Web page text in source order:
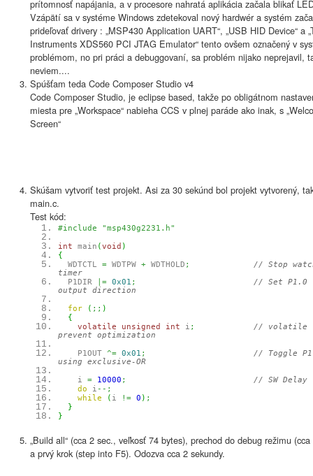
prítomnosť napájania, a v procesore nahratá aplikácia začala blikať
Vzápätí sa v systéme Windows zdetekoval nový hardwér a systém
prideľovať drivery : „MSP430 Application UART“, „USB HID Device“ a
Instruments XDS560 PCI JTAG Emulator“ tento ovšem označený v
problémom, no pri práci a debuggovaní, sa problém nijako neprejavil,
neviem....
Spúšťam teda Code Composer Studio v4
Code Composer Studio, je eclipse based, takže po obligátnom
miesta pre „Workspace“ nabieha CCS v plnej paráde ako inak, s
Screen“
Skúšam vytvoriť test projekt. Asi za 30 sekúnd bol projekt vytvorený,
main.c.
Test kód:
#include "msp430g2231.h"
int main (void )
{
WDTCTL = WDTPW + WDTHOLD ;
// Stop
timer
P1DIR
|= 0x01 ;
// Set P1.0
output direction
for ( ;; )
{
volatile
unsigned int i ;
// volatile
prevent optimization
P1OUT ^= 0x01 ;
// Toggle
using exclusive-OR
i = 10000 ;
// SW Delay
do i --;
while
( i != 0 ) ;
}
}
„Build all“ (cca 2 sec., veľkosť 74 bytes), prechod do debug režimu
a prvý krok (step into F5). Odozva cca 2 sekundy.